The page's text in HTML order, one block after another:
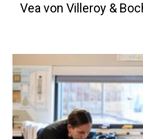
Vea von Villeroy &